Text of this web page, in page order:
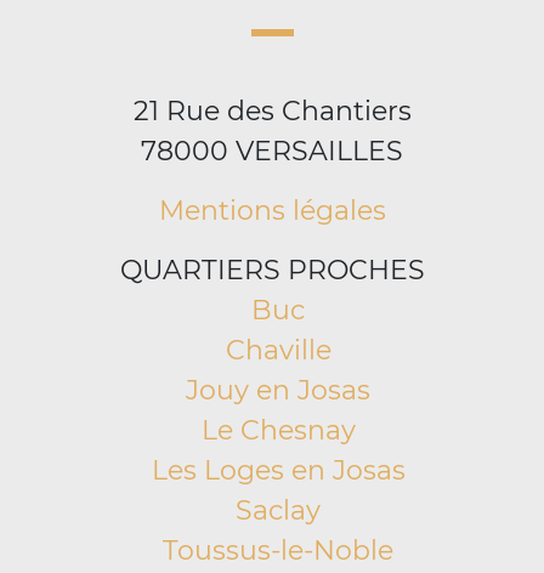
21 Rue des Chantiers
78000 VERSAILLES
Mentions légales
QUARTIERS PROCHES
Buc
Chaville
Jouy en Josas
Le Chesnay
Les Loges en Josas
Saclay
Toussus-le-Noble